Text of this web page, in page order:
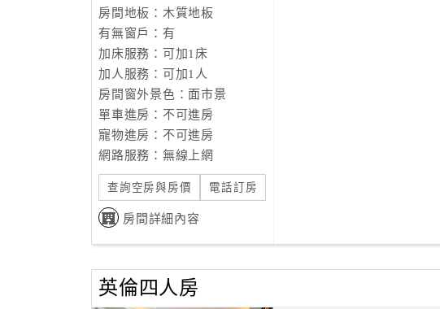
房間地板：木質地板
有無窗戶：有
加床服務：可加1床
加人服務：可加1人
房間窗外景色：面市景
單車進房：不可進房
寵物進房：不可進房
網路服務：無線上網
查詢空房與房價 電話訂房
房間詳細內容
英倫四人房